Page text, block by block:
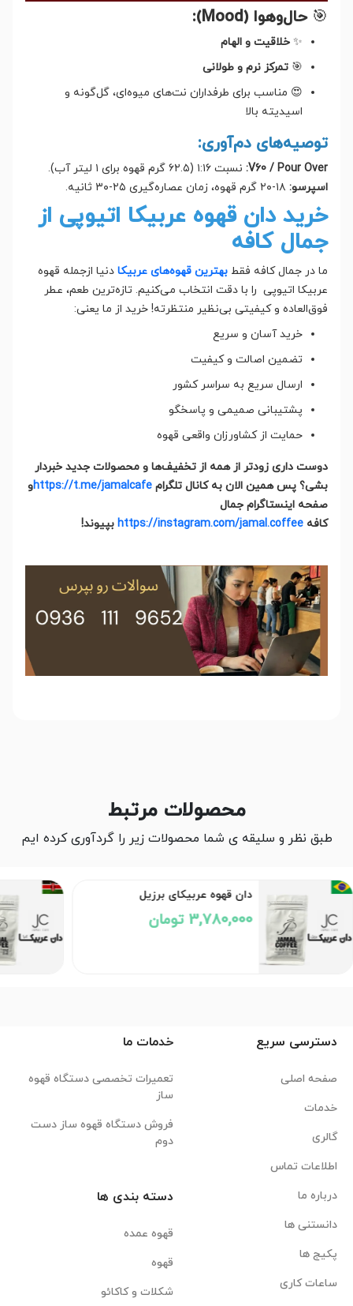
🎯حال‌و‌هوا (Mood):
✨ خلاقیت و الهام
🎯 تمرکز نرم و طولانی
😍 مناسب برای طرفداران نت‌های میوه‌ای، گل‌گونه و
اسیدیته بالا
توصیه‌های دم‌آوری:
V60 / Pour Over: نسبت ۱:۱۶ (۶۲.۵ گرم قهوه برای ۱ لیتر آب).
اسپرسو:
خرید دان قهوه عربیکا اتیوپی از
جمال کافه
ما در جمال کافه فقط بهترین قهوه‌های عربیکا دنیا ازجمله قهوه
عربیکا اتیوپی را با دقت انتخاب می‌کنیم. تازه‌ترین طعم، عطر
فوق‌العاده و کیفیتی بی‌نظیر منتظرته! خرید از ما یعنی:
خرید آسان و سریع
تضمین اصالت و کیفیت
ارسال سریع به سراسر کشور
پشتیبانی صمیمی و پاسخگو
حمایت از کشاورزان واقعی قهوه
دوست داری زودتر از همه از تخفیف‌ها و محصولات جدید خبردار
بشی؟ پس همین الان به کانال تلگرام https://t.me/jamalcafeو
صفحه اینستاگرام جمال
کافه https://instagram.com/jamal.coffee بپیوند!
محصولات مرتبط
طبق نظر و سلیقه ی شما محصولات زیر را گردآوری کرده ایم
دان قهوه عربیکای برزیل
3,780,000 تومان
دسترسی سریع
صفحه اصلی
خدمات
گالری
اطلاعات تماس
درباره ما
دانستنی ها
پکیج ها
ساعات کاری
خدمات ما
تعمیرات تخصصی دستگاه قهوه
ساز
فروش دستگاه قهوه ساز دست
دوم
دسته بندی ها
قهوه عمده
قهوه
شکلات و کاکائو